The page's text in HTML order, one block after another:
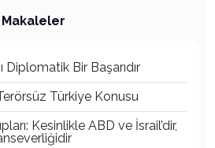
Bir Başarıdır
Türkiye Konusu
Kesinlikle ABD ve İsrail’dir,